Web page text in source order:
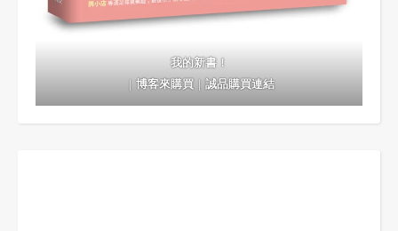
我的新書！
｜博客來購買｜誠品購買連結